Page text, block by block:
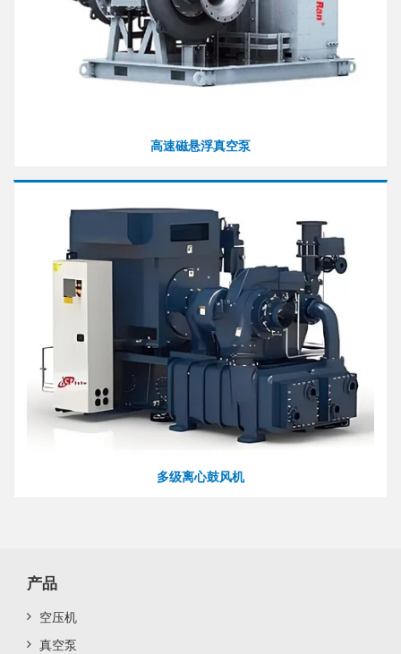
高速磁悬浮真空泵
多级离心鼓风机
产品
空压机
真空泵